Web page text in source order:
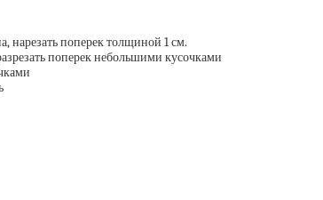
нарезать поперек толщиной 1 см.
поперек небольшими кусочками